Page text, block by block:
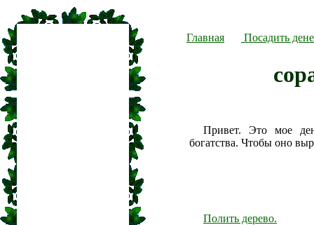
Главная Посадить
Привет. Это мое
богатства. Чтобы оно
Полить дерево.